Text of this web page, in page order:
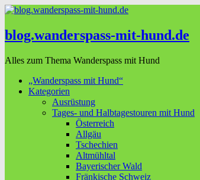
blog.wanderspass-mit-hund.de
Alles zum Thema Wanderspass mit Hund
„Wanderspass mit Hund“
Kategorien
Ausrüstung
Tages- und Halbtagestouren mit Hund
Österreich
Allgäu
Tschechien
Altmühltal
Bayerischer Wald
Fränkische Schweiz